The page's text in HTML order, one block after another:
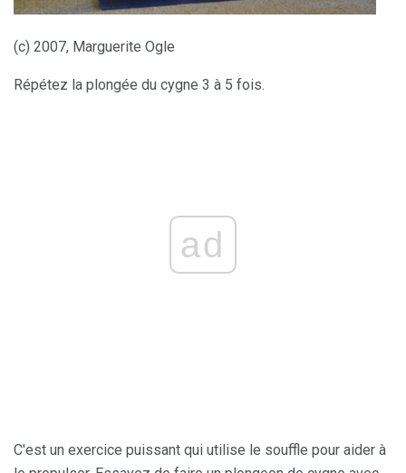
(c) 2007, Marguerite Ogle
Répétez la plongée du cygne 3 à 5 fois.
ad
C'est un exercice puissant qui utilise le souffle pour aider à